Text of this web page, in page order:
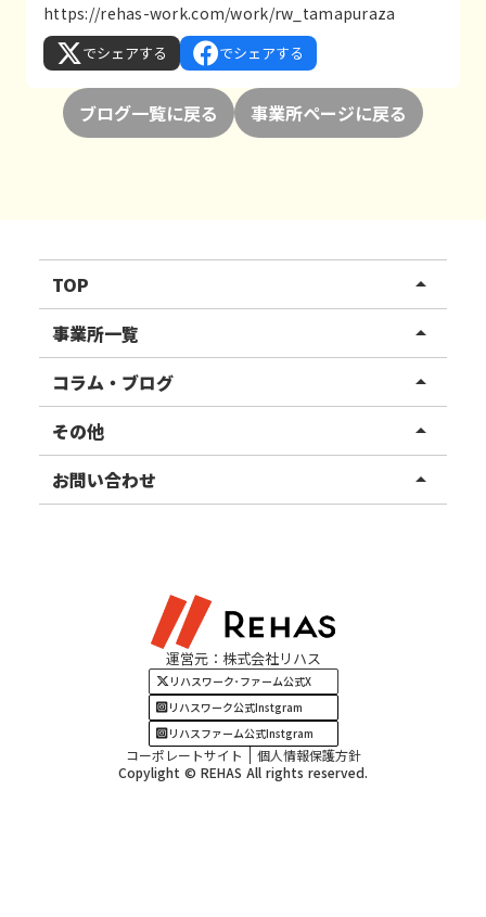
https://rehas-work.com/work/rw_tamapuraza
でシェアする でシェアする
ブログ一覧に戻る 事業所ページに戻る
TOP arrow_drop_up
リハスワーク
リハスファーム
事業所一覧 arrow_drop_up
関東エリア
東北エリア
甲信越エリア
四国・九州エリア
コラム・ブログ arrow_drop_up
事業所ブログ
ご利用者様の声
その他 arrow_drop_up
お知らせ
お問い合わせ arrow_drop_up
運営元：株式会社リハス
リハスワーク･ファーム公式X
リハスワーク公式Instgram
リハスファーム公式Instgram
コーポレートサイト
個人情報保護方針
Copylight © REHAS All rights reserved.